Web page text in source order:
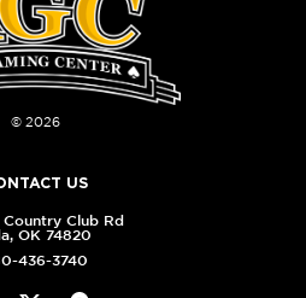
© 2026
US
Country Club Rd
OK 74820
436-3740